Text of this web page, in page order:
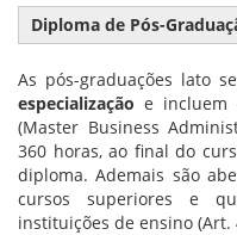
Diploma de Pós-
As pós-graduações lato
especialização e incluem
(Master Business
360 horas, ao final do
diploma. Ademais são
cursos superiores e
instituições de ensino (Art.